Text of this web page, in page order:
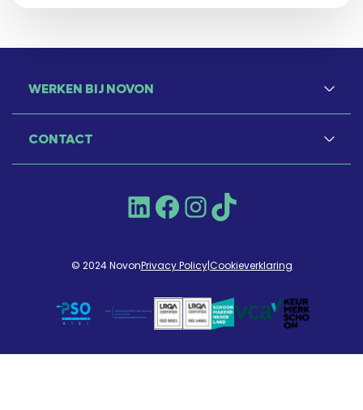
WERKEN BIJ NOVON
CONTACT
LinkedInFacebookInstagram
TikTok
© 2024 NovonPrivacy Policy|Cookieverklaring